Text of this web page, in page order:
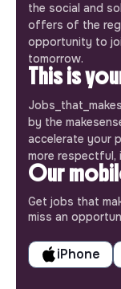
the social and
offers of the
opportunity to
tomorrow.
This is
by the
accelerate your
more respectful,
Our
Get jobs that
miss an
iPhone